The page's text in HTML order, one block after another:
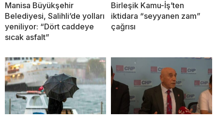
Manisa Büyükşehir
Belediyesi, Salihli’de yolları
yeniliyor: “Dört caddeye
sıcak asfalt”
Birleşik Kamu-İş’ten
iktidara “seyyanen zam”
çağrısı